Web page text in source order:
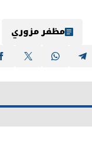
مظفر مزوري